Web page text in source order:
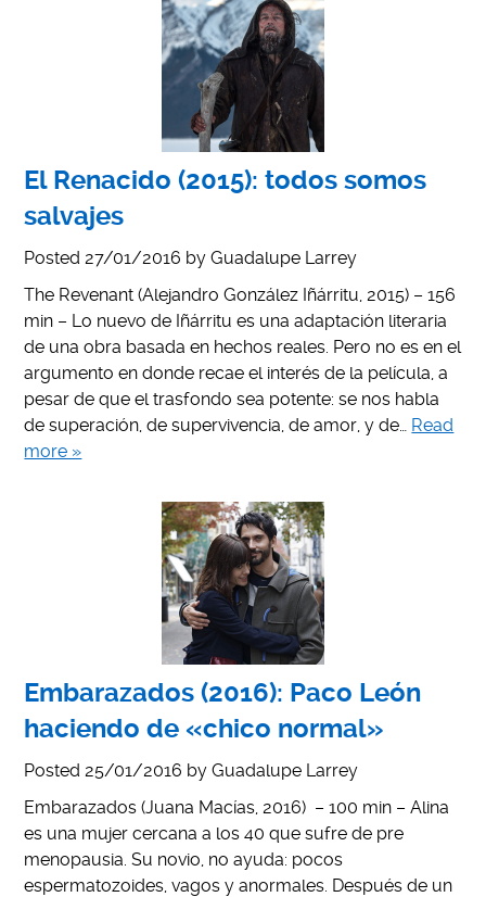
El Renacido (2015): todos somos
salvajes
Posted 27/01/2016 byGuadalupe Larrey
The Revenant (Alejandro González Iñárritu, 2015) – 156
min – Lo nuevo de Iñárritu es una adaptación literaria
de una obra basada en hechos reales. Pero no es en el
argumento en donde recae el interés de la película, a
pesar de que el trasfondo sea potente: se nos habla
de superación, de supervivencia, de amor, y de… Read
more »
Embarazados (2016): Paco León
haciendo de «chico normal»
Posted 25/01/2016 byGuadalupe Larrey
Embarazados (Juana Macías, 2016) – 100 min – Alina
es una mujer cercana a los 40 que sufre de pre
menopausia. Su novio, no ayuda: pocos
espermatozoides, vagos y anormales. Después de un